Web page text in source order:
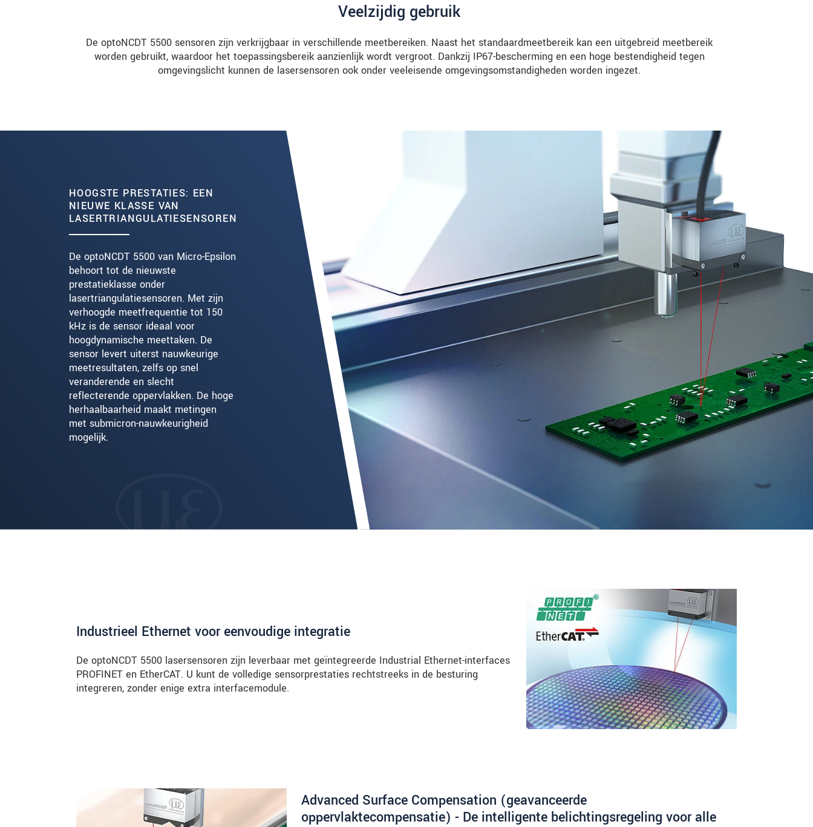
Veelzijdig gebruik
De optoNCDT 5500 sensoren zijn verkrijgbaar in verschillende meetbereiken. Naast het standaardmeetbereik kan een uitgebreid meetbereik
worden gebruikt, waardoor het toepassingsbereik aanzienlijk wordt vergroot. Dankzij IP67-bescherming en een hoge bestendigheid tegen
omgevingslicht kunnen de lasersensoren ook onder veeleisende omgevingsomstandigheden worden ingezet.
HOOGSTE PRESTATIES: EEN
NIEUWE KLASSE VAN
LASERTRIANGULATIESENSOREN
De optoNCDT 5500 van Micro-Epsilon
behoort tot de nieuwste
prestatieklasse onder
lasertriangulatiesensoren. Met zijn
verhoogde meetfrequentie tot 150
kHz is de sensor ideaal voor
hoogdynamische meettaken. De
sensor levert uiterst nauwkeurige
meetresultaten, zelfs op snel
veranderende en slecht
reflecterende oppervlakken. De hoge
herhaalbaarheid maakt metingen
met submicron-nauwkeurigheid
mogelijk.
Industrieel Ethernet voor eenvoudige integratie
De optoNCDT 5500 lasersensoren zijn leverbaar met geïntegreerde Industrial Ethernet-interfaces
PROFINET en EtherCAT. U kunt de volledige sensorprestaties rechtstreeks in de besturing
integreren, zonder enige extra interfacemodule.
Advanced Surface Compensation (geavanceerde
oppervlaktecompensatie) - De intelligente belichtingsregeling voor alle